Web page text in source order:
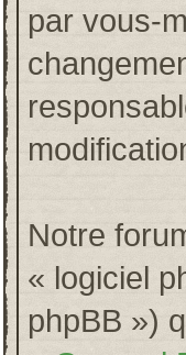
par vous-
Notre
« logiciel
phpBB »)